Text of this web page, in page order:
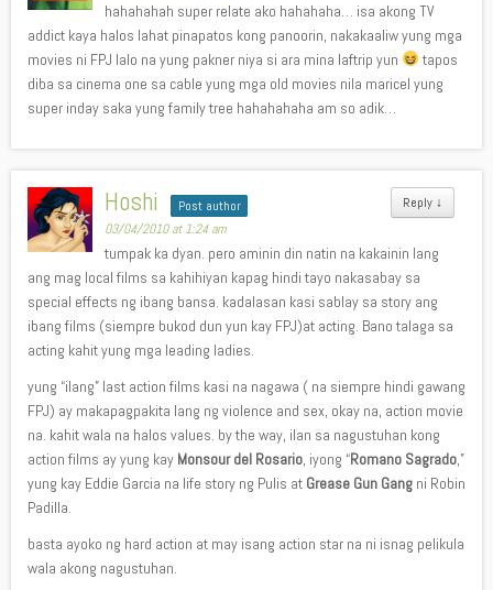
hahahahah super relate ako hahahaha… isa akong TV
addict kaya halos lahat pinapatos kong panoorin, nakakaaliw yung mga
movies ni FPJ lalo na yung pakner niya si ara mina laftrip yun
tapos
diba sa cinema one sa cable yung mga old movies nila maricel yung
super inday saka yung family tree hahahahaha am so adik…
Reply ↓
Hoshi Post author
03/04/2010 at 1:24 am
tumpak ka dyan. pero aminin din natin na kakainin lang
ang mag local films sa kahihiyan kapag hindi tayo nakasabay sa
special effects ng ibang bansa. kadalasan kasi sablay sa story ang
ibang films (siempre bukod dun yun kay FPJ)at acting. Bano talaga sa
acting kahit yung mga leading ladies.
yung “ilang” last action films kasi na nagawa ( na siempre hindi gawang
FPJ) ay makapagpakita lang ng violence and sex, okay na, action movie
na. kahit wala na halos values. by the way, ilan sa nagustuhan kong
action films ay yung kay Monsour del Rosario, iyong “Romano Sagrado,”
yung kay Eddie Garcia na life story ng Pulis at Grease Gun Gang ni Robin
Padilla.
basta ayoko ng hard action at may isang action star na ni isnag pelikula
wala akong nagustuhan.